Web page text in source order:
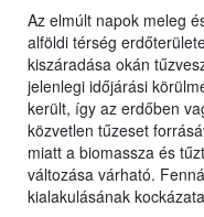
Az elmúlt napok meleg
alföldi térség
kiszáradása okán
jelenlegi időjárási
került, így az erdőben
közvetlen tűzeset
miatt a biomassza és
változása várható.
kialakulásának